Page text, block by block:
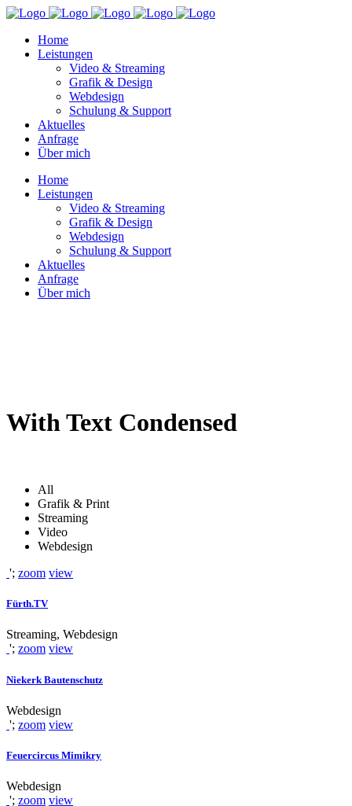
Home
Leistungen
Video & Streaming
Grafik & Design
Webdesign
Schulung & Support
Aktuelles
Anfrage
Über mich
Home
Leistungen
Video & Streaming
Grafik & Design
Webdesign
Schulung & Support
Aktuelles
Anfrage
Über mich
With Text Condensed
All
Grafik & Print
Streaming
Video
Webdesign
'; zoom view
Fürth.TV
Streaming, Webdesign
'; zoom view
Niekerk Bautenschutz
Webdesign
'; zoom view
Feuercircus Mimikry
Webdesign
'; zoom view